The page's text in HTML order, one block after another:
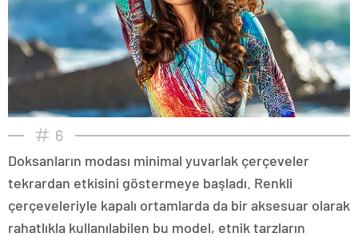
6
Doksanların modası minimal yuvarlak çerçeveler
tekrardan etkisini göstermeye başladı. Renkli
çerçeveleriyle kapalı ortamlarda da bir aksesuar olarak
rahatlıkla kullanılabilen bu model, etnik tarzların